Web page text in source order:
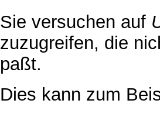
Sie versuchen auf
zuzugreifen, die
paßt.
Dies kann zum